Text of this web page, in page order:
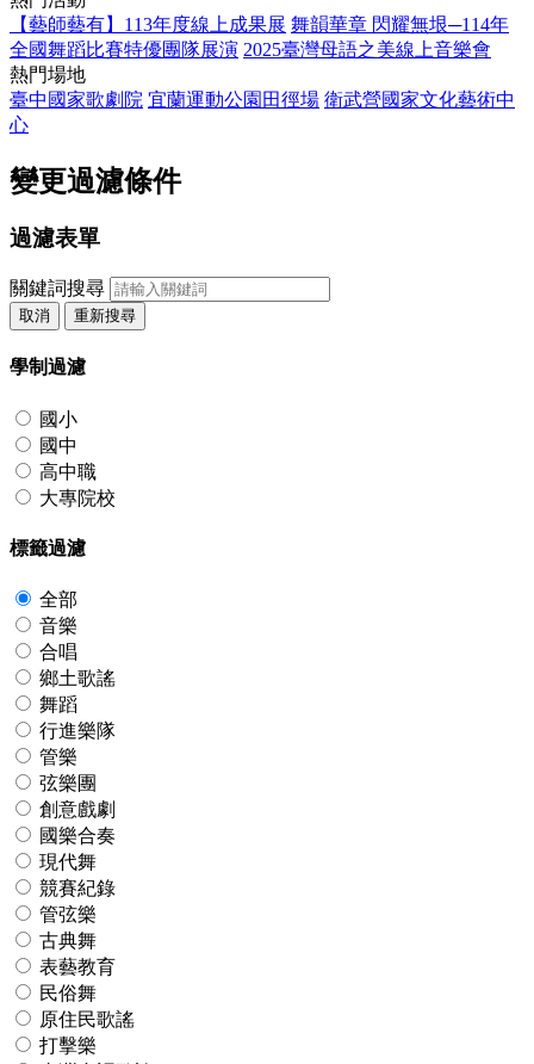
【藝師藝有】113年度線上成果展 舞韻華章 閃耀無垠─114年
全國舞蹈比賽特優團隊展演 2025臺灣母語之美線上音樂會
熱門場地
臺中國家歌劇院 宜蘭運動公園田徑場 衛武營國家文化藝術中
心
變更過濾條件
過濾表單
關鍵詞搜尋
取消 重新搜尋
學制過濾
國小
國中
高中職
大專院校
標籤過濾
全部
音樂
合唱
鄉土歌謠
舞蹈
行進樂隊
管樂
弦樂團
創意戲劇
國樂合奏
現代舞
競賽紀錄
管弦樂
古典舞
表藝教育
民俗舞
原住民歌謠
打擊樂